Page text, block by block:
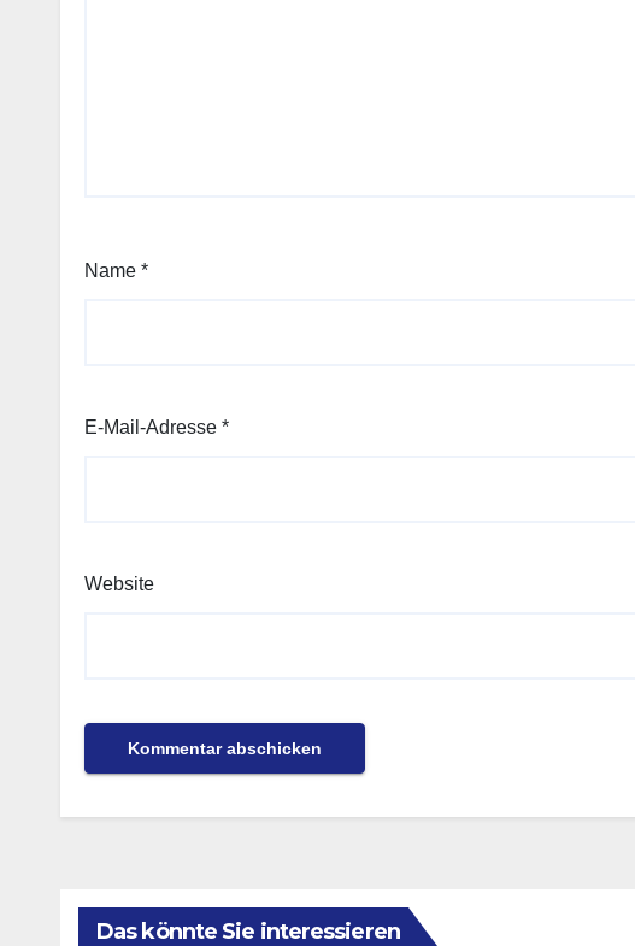
Name *
E-Mail-Adresse *
Website
Das könnte Sie interessieren